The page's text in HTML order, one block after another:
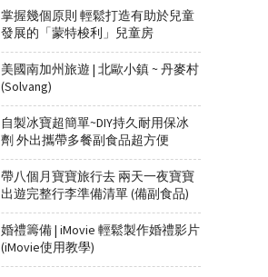
掌握幾個原則 輕鬆打造有助於兒童
發展的「蒙特梭利」兒童房
美國南加州旅遊 | 北歐小鎮 ~ 丹麥村
(Solvang)
自製冰寶超簡單~DIY持久耐用保冰
劑 外出攜帶多餐副食品超方便
帶八個月寶寶旅行去 兩天一夜寶寶
出遊完整行李準備清單 (備副食品)
婚禮籌備 | iMovie 輕鬆製作婚禮影片
(iMovie使用教學)